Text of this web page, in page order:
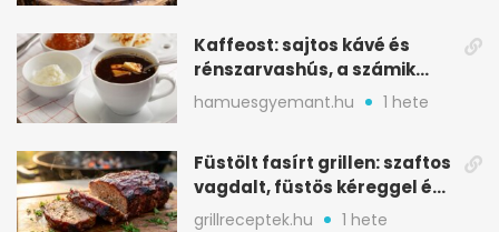
Kaffeost: sajtos kávé és
rénszarvashús, a számik
melegítő itala
hamuesgyemant.hu 1 hete
Füstölt fasírt grillen: szaftos
vagdalt, füstös kéreggel és
BBQ mázzal
grillreceptek.hu 1 hete